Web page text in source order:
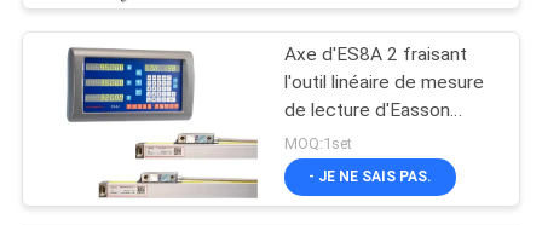
Encodeurs linéaires
Axe d'ES8A 2 fraisant
l'outil linéaire de mesure
de lecture d'Easson
Digital
MOQ:1set
- JE NE SAIS PAS.